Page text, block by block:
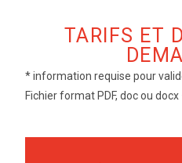
TARIFS ET
* information requise pour
Fichier format PDF, doc ou docx